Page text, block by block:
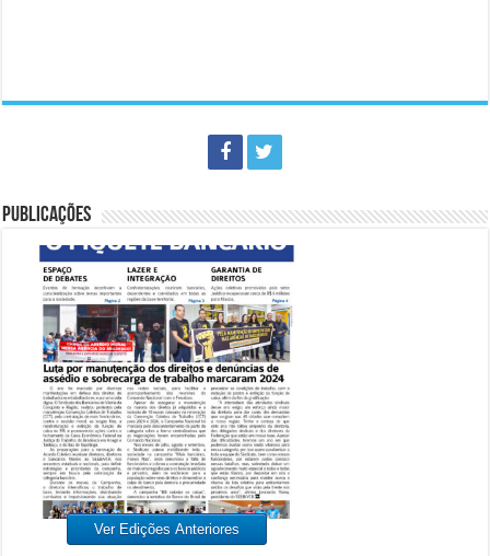
PUBLICAÇÕES
Ver Edições Anteriores